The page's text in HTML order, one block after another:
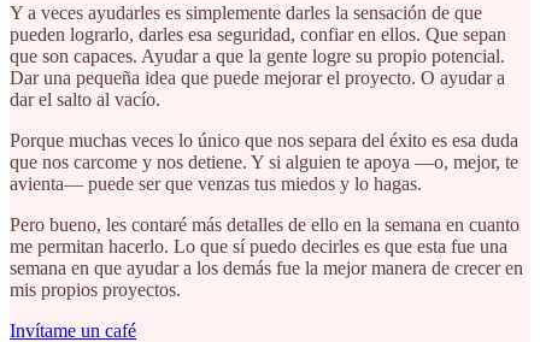
Y a veces ayudarles es simplemente darles la sensación de que
pueden lograrlo, darles esa seguridad, confiar en ellos. Que sepan
que son capaces. Ayudar a que la gente logre su propio potencial.
Dar una pequeña idea que puede mejorar el proyecto. O ayudar a
dar el salto al vacío.
Porque muchas veces lo único que nos separa del éxito es esa duda
que nos carcome y nos detiene. Y si alguien te apoya —o, mejor, te
avienta— puede ser que venzas tus miedos y lo hagas.
Pero bueno, les contaré más detalles de ello en la semana en cuanto
me permitan hacerlo. Lo que sí puedo decirles es que esta fue una
semana en que ayudar a los demás fue la mejor manera de crecer en
mis propios proyectos.
Invítame un café